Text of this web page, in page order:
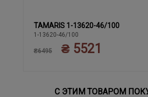
40 41 42 43 44
TAMARIS 1-13620-46/100
1-13620-46/100
₴6495 ₴ 5521
С ЭТИМ ТОВАРОМ